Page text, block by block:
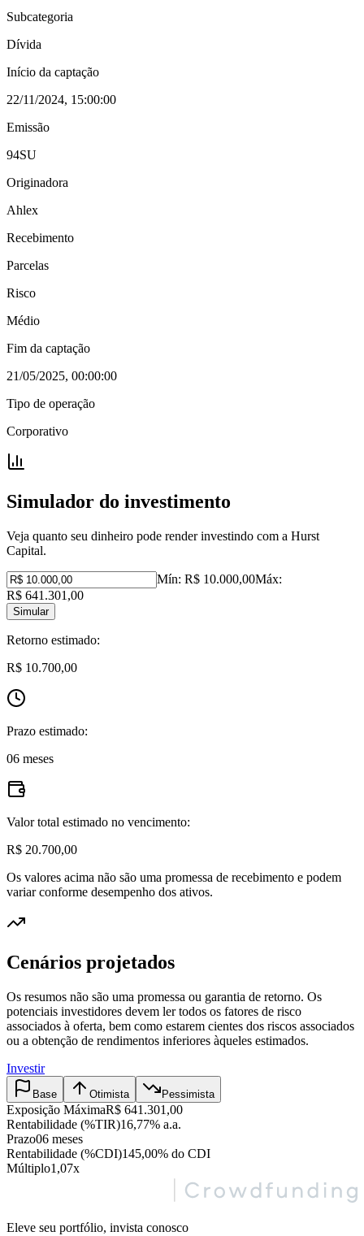
Subcategoria
Dívida
Início da captação
22/11/2024, 15:00:00
Emissão
94SU
Originadora
Ahlex
Recebimento
Parcelas
Risco
Médio
Fim da captação
21/05/2025, 00:00:00
Tipo de operação
Corporativo
Simulador do investimento
Veja quanto seu dinheiro pode render investindo com a Hurst
Capital.
Mín: R$ 10.000,00Máx:
R$ 641.301,00
Simular
Retorno estimado:
R$ 10.700,00
Prazo estimado:
06 meses
Valor total estimado no vencimento:
R$ 20.700,00
Os valores acima não são uma promessa de recebimento e podem
variar conforme desempenho dos ativos.
Cenários projetados
Os resumos não são uma promessa ou garantia de retorno. Os
potenciais investidores devem ler todos os fatores de risco
associados à oferta, bem como estarem cientes dos riscos associados
ou a obtenção de rendimentos inferiores àqueles estimados.
Investir
Base Otimista Pessimista
Exposição MáximaR$ 641.301,00
Rentabilidade (%TIR)16,77% a.a.
Prazo06 meses
Rentabilidade (%CDI)145,00% do CDI
Múltiplo1,07x
Eleve seu portfólio, invista conosco